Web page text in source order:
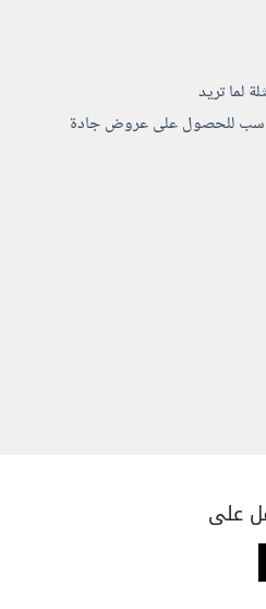
لما تريد
للحصول على عروض جادة
على